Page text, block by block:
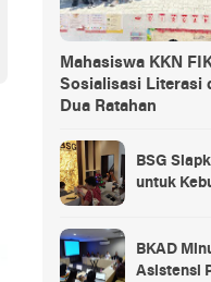
Mahasiswa KKN
Sosialisasi Literasi
Dua Ratahan
BSG
untuk
BKAD
Asistensi